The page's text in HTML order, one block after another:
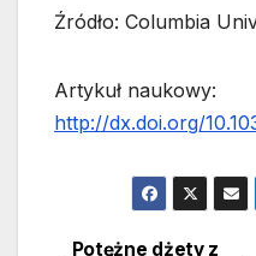
Źródło: Columbia
Artykuł naukowy:
http://dx.doi.org/
Potężne dżety z